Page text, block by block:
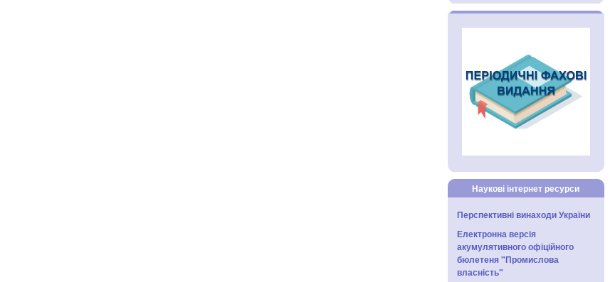
Наукові інтернет ресурси
Перспективні винаходи України
Електронна версія
акумулятивного офіційного
бюлетеня "Промислова
власність"